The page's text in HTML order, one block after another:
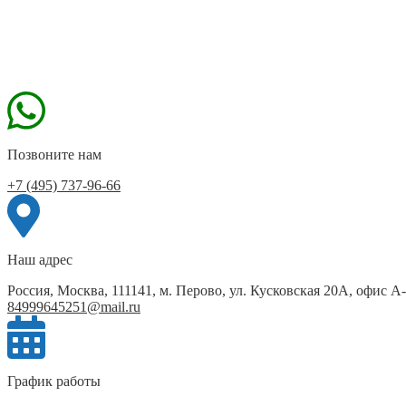
Позвоните нам
+7 (495) 737-96-66
Наш адрес
Россия, Москва, 111141, м. Перово, ул. Кусковская 20А, офис
84999645251@mail.ru
График работы